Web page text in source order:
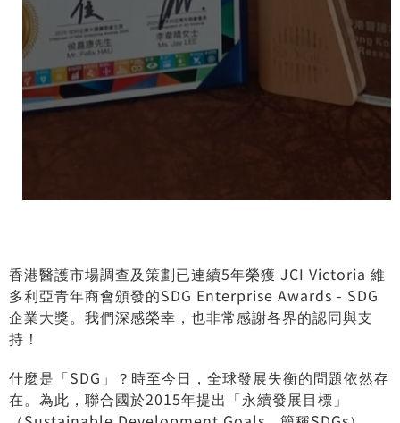
香港醫護市場調查及策劃已連續5年榮獲 JCI Victoria 維
多利亞青年商會頒發的SDG Enterprise Awards - SDG
企業大獎。我們深感榮幸，也非常感謝各界的認同與支
持！
什麼是「SDG」？時至今日，全球發展失衡的問題依然存
在。為此，聯合國於2015年提出「永續發展目標」